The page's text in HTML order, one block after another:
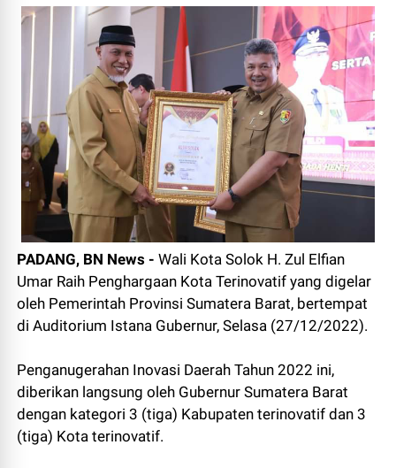
PADANG, BN News - Wali Kota Solok H. Zul Elfian
Umar Raih Penghargaan Kota Terinovatif yang digelar
oleh Pemerintah Provinsi Sumatera Barat, bertempat
di Auditorium Istana Gubernur, Selasa (27/12/2022).
Penganugerahan Inovasi Daerah Tahun 2022 ini,
diberikan langsung oleh Gubernur Sumatera Barat
dengan kategori 3 (tiga) Kabupaten terinovatif dan 3
(tiga) Kota terinovatif.